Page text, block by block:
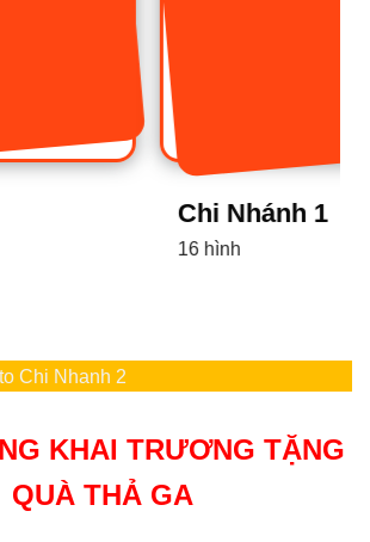
KHAI TRƯƠNG TẶNG
QUÀ THẢ GA